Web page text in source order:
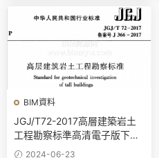
BIM資料
JGJ/T72-2017高層建築岩土
工程勘察标準高清電子版下載
（附條文說明）
2024-06-23